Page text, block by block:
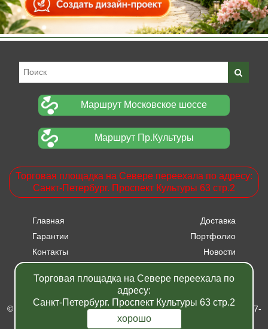
Маршрут Московское шоссе
Маршрут Пр.Культуры
Торговая площадка на Севере переехала по адресу:
Санкт-Петербург. Проспект Культуры 63 стр.2
Главная
Доставка
Гарантии
Портфолио
Контакты
Новости
Акции
© Питомник растений "Фавн" - Санкт-Петербург - Москва 2007-
2024
Торговая площадка на Севере переехала по
адресу:
Санкт-Петербург. Проспект Культуры 63 стр.2
хорошо